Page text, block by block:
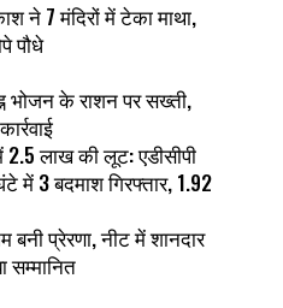
ने 7 मंदिरों में टेका माथा,
पौधे
भोजन के राशन पर सख्ती,
लाख की लूट: एडीसीपी
में 3 बदमाश गिरफ्तार, 1.92
बनी प्रेरणा, नीट में शानदार
सम्मानित